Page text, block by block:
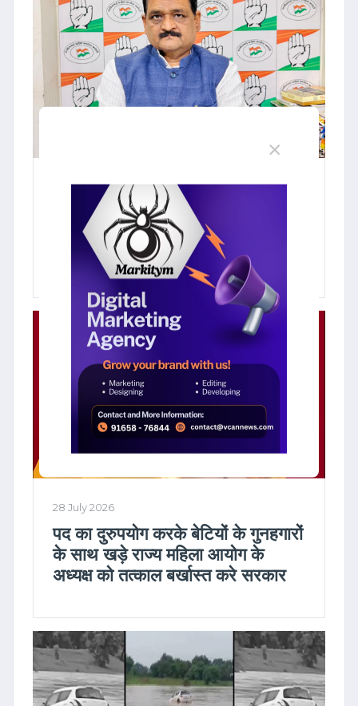
30 July 2026
शिक्षकों के लिए हाजिरी एप की अनिवार्यता
सरकार की तानाशाही : सुशील आनंद
शुक्ला
28 July 2026
पद का दुरुपयोग करके बेटियों के गुनहगारों
के साथ खड़े राज्य महिला आयोग के
अध्यक्ष को तत्काल बर्खास्त करे सरकार
×